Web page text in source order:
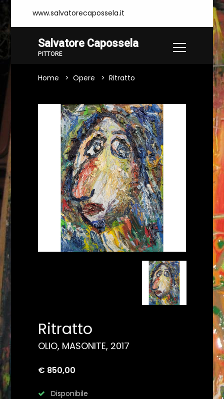
www.salvatorecapossela.it
Salvatore Capossela
PITTORE
Home Opere Ritratto
Ritratto
OLIO, MASONITE, 2017
€ 850,00
Disponibile